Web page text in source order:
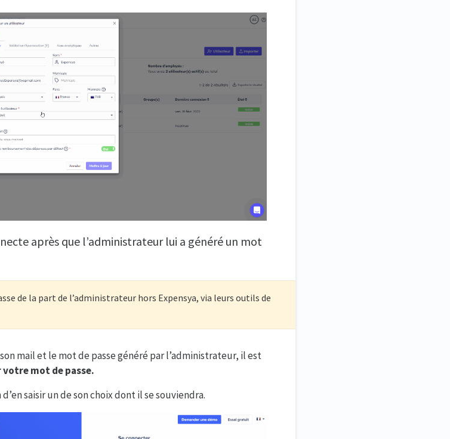
après que l’administrateur lui a généré un mot
de la part de l’administrateur hors Expensya, via leurs outils de
mail et le mot de passe généré par l’administrateur, il est
mot de passe.
saisir un de son choix dont il se souviendra.